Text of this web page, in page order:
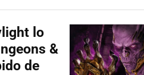
lo
&
de